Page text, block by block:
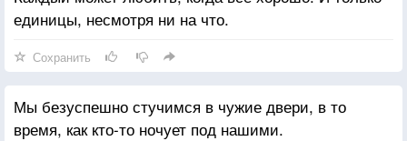
единицы, несмотря ни на что.
Сохранить
Мы безуспешно стучимся в чужие двери, в то
время, как кто-то ночует под нашими.